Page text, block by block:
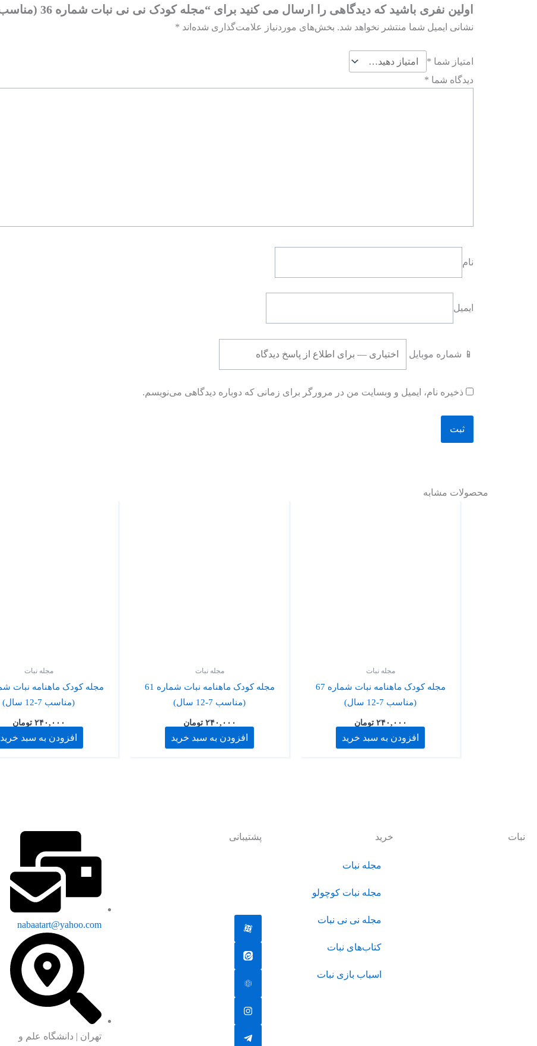
اولین نفری باشید که دیدگاهی را ارسال می کنید برای “مجله کودک نی نی نبات شماره 36 (مناسب زیر 3 سال)”
نشانی ایمیل شما منتشر نخواهد شد. بخش‌های موردنیاز علامت‌گذاری شده‌اند *
امتیاز شما *
دیدگاه شما *
نام
ایمیل
📱 شماره موبایل
ذخیره نام، ایمیل و وبسایت من در مرورگر برای زمانی که دوباره دیدگاهی می‌نویسم.
محصولات مشابه
مجله نبات
مجله کودک ماهنامه نبات شماره 67
(مناسب 7-12 سال)
۲۴۰,۰۰۰ تومان
افزودن به سبد خرید
مجله نبات
مجله کودک ماهنامه نبات شماره 61
(مناسب 7-12 سال)
۲۴۰,۰۰۰ تومان
افزودن به سبد خرید
مجله نبات
(مناسب 7-12 سال)
۲۴۰,۰۰۰ تومان
افزودن به سبد خرید
نبات خرید
مجله نبات
مجله نبات کوچولو
مجله نی نی نبات
کتاب‌های نبات
اسباب بازی نبات
پشتیبانی
nabaatart@yahoo.com
تهران | دانشگاه علم و